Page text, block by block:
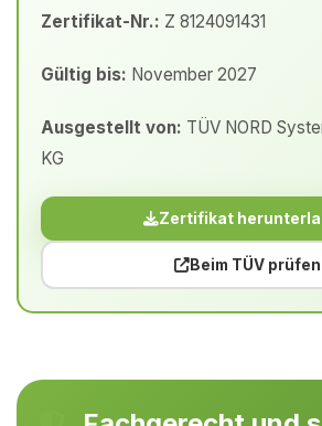
Zertifikat-Nr.: Z 8124091431
Gültig bis: November 2027
Ausgestellt von: TÜV NORD
KG
Zertifikat
Beim TÜV prüfen